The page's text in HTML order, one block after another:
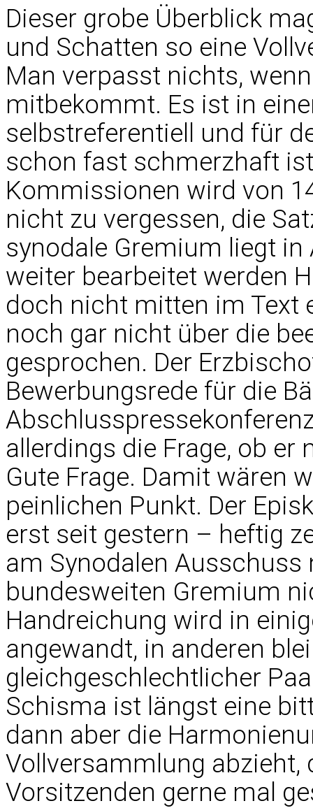
Dieser grobe Überblick
und Schatten so eine
Man verpasst nichts,
mitbekommt. Es ist in
selbstreferentiell und für
schon fast schmerzhaft
Kommissionen wird von
nicht zu vergessen, die
synodale Gremium liegt
weiter bearbeitet werden
doch nicht mitten im Text
noch gar nicht über die
gesprochen. Der
Bewerbungsrede für die
allerdings die Frage, ob
Gute Frage. Damit wären
peinlichen Punkt. Der
erst seit gestern – heftig
am Synodalen
bundesweiten Gremium
Handreichung wird in
angewandt, in anderen
gleichgeschlechtlicher
Schisma ist längst eine
dann aber die
Vollversammlung abzieht,
Vorsitzenden gerne mal